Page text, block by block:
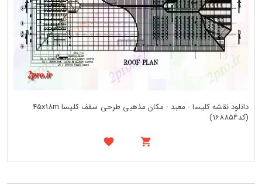
دانلود نقشه کلیسا - معبد - مکان مذهبی طرحی سقف کلیسا 45x18m
(کد168854)